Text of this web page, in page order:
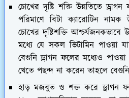
চোখের দৃষ্টি শক্তি উন্নতিতে ড্রাগন
পরিমাণে বিটা ক্যারোটিন
চোখের দৃষ্টিশক্তি
মধ্যে যে সকল ভিটামিন পাওয়া
বেগুনি ড্রাগন ফলের মধ্যেও
খেতে পছন্দ না করেন তাহলে
হাড় মজবুত ও শক্ত করে ড্রাগন